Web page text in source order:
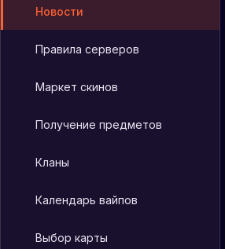
Новости
Правила серверов
Маркет скинов
Получение предметов
Кланы
Календарь вайпов
Выбор карты